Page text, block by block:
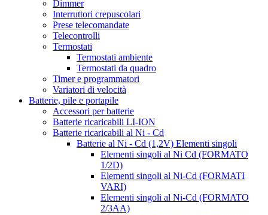
Dimmer
Interruttori crepuscolari
Prese telecomandate
Telecontrolli
Termostati
Termostati ambiente
Termostati da quadro
Timer e programmatori
Variatori di velocità
Batterie, pile e portapile
Accessori per batterie
Batterie ricaricabili LI-ION
Batterie ricaricabili al Ni - Cd
Batterie al Ni - Cd (1,2V) Elementi singoli
Elementi singoli al Ni Cd (FORMATO
1/2D)
Elementi singoli al Ni-Cd (FORMATI
VARI)
Elementi singoli al Ni-Cd (FORMATO
2/3AA)